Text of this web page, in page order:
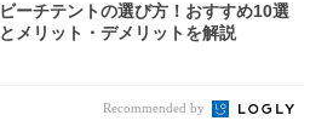
ビーチテントの選び方！おすすめ10選
とメリット・デメリットを解説
Recommended by